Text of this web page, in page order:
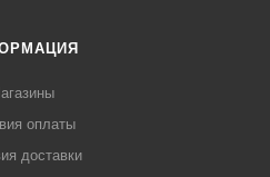
оплаты
доставки